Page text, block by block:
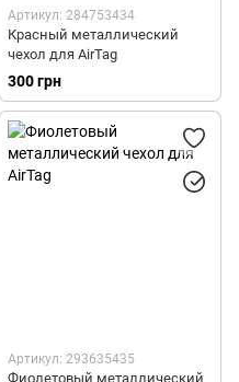
Артикул: 284753434
Красный металлический
чехол для AirTag
300 грн
Артикул: 293635435
Фиолетовый металлический